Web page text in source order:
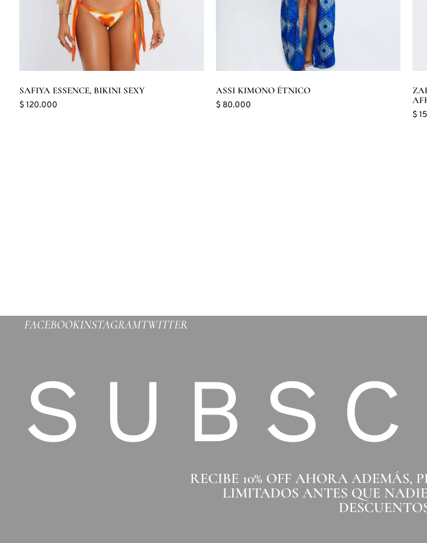
SAFIYA ESSENCE, BIKINI SEXY
$120.000
ASSI KIMONO ÉTNICO
$ 80.000
$
FACEBOOKINSTAGRAMTWITTER
RECIBE 10% OFF AHORA ADEMÁS,
LIMITADOS ANTES QUE